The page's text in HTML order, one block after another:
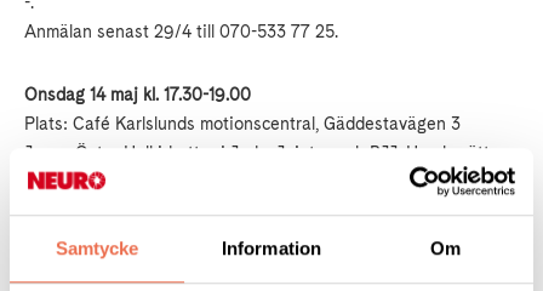
Samtycke Information Om
Anmälan senast 29/4 till 070-533 77 25.
Onsdag 14 maj kl. 17.30-19.00
Plats: Café Karlslunds motionscentral, Gäddestavägen 3
Jenny Öster Hall idrottar i Judo, Jujutsy och BJJ. Hon berättar
om sin sport och erövrade medaljer.
Onsdag 21 maj kl. 16.00-19.00